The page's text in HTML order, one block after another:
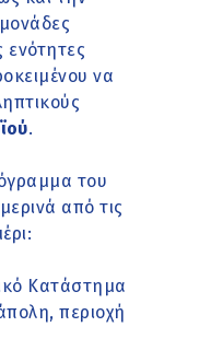
ενότητες
να
.
του
από τις
Κατάστημα
περιοχή